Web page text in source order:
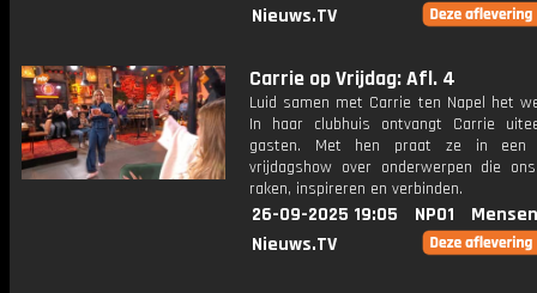
Nieuws.TV
Carrie op Vrijdag: Afl. 4
Luid samen met Carrie ten Napel het
In haar clubhuis ontvangt Carrie
gasten. Met hen praat ze in een
vrijdagshow over onderwerpen die
raken, inspireren en verbinden.
26-09-2025 19:05 NPO1
Nieuws.TV